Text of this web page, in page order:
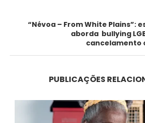
“Névoa – From White Plains”:
aborda bullying
cancelamento
PUBLICAÇÕES